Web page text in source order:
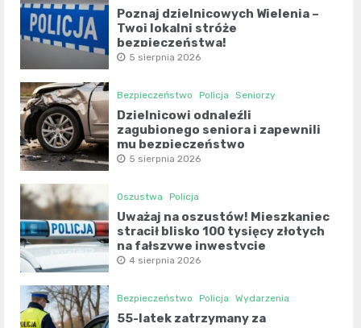
Poznaj dzielnicowych Wielenia –
Twoi lokalni stróże
bezpieczeństwa!
5 sierpnia 2026
Bezpieczeństwo Policja Seniorzy
Dzielnicowi odnaleźli
zagubionego seniora i zapewnili
mu bezpieczeństwo
5 sierpnia 2026
Oszustwa Policja
Uważaj na oszustów! Mieszkaniec
stracił blisko 100 tysięcy złotych
na fałszywe inwestycje
4 sierpnia 2026
Bezpieczeństwo Policja Wydarzenia
55-latek zatrzymany za